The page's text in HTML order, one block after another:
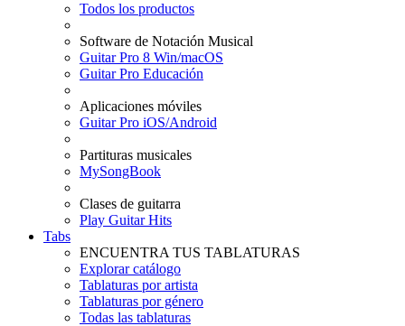
Todos los productos
Software de Notación Musical
Guitar Pro 8 Win/macOS
Guitar Pro Educación
Aplicaciones móviles
Guitar Pro iOS/Android
Partituras musicales
MySongBook
Clases de guitarra
Play Guitar Hits
Tabs
ENCUENTRA TUS TABLATURAS
Explorar catálogo
Tablaturas por artista
Tablaturas por género
Todas las tablaturas